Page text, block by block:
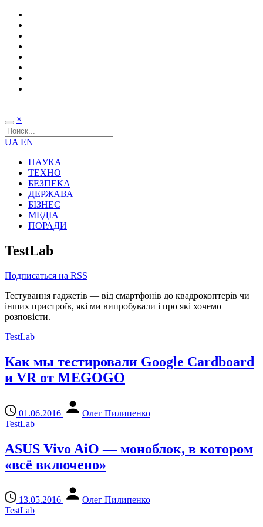
×
UA EN
НАУКА
ТЕХНО
БЕЗПЕКА
ДЕРЖАВА
БІЗНЕС
МЕДІА
ПОРАДИ
TestLab
Подписаться на RSS
Тестування гаджетів — від смартфонів до квадрокоптерів чи
інших пристроїв, які ми випробували і про які хочемо
розповісти.
TestLab
Как мы тестировали Google Cardboard
и VR от MEGOGO
01.06.2016
Олег Пилипенко
TestLab
ASUS Vivo AiO — моноблок, в котором
«всё включено»
13.05.2016
Олег Пилипенко
TestLab